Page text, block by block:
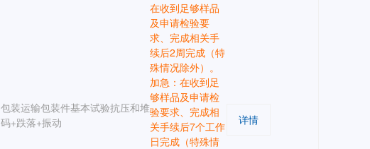
包装运输包装件基本试验抗压和堆
码+跌落+振动
在收到足够样品
及申请检验要
求、完成相关手
续后2周完成（特
殊情况除外）。
加急：在收到足
够样品及申请检
验要求、完成相
关手续后7个工作
日完成（特殊情
详情